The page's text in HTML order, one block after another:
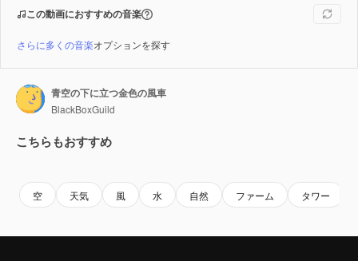
この動画におすすめの音楽
さらに多くの音楽オプションを探す
青空の下に立つ金色の風車
BlackBoxGuild
こちらもおすすめ
空 天気 風 水 自然 ファーム タワー